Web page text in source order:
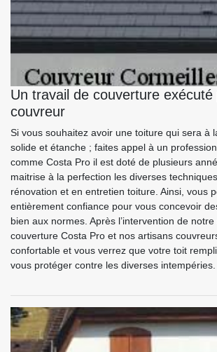
Un travail de couverture exécuté
couvreur
Si vous souhaitez avoir une toiture qui sera à
solide et étanche ; faites appel à un
comme Costa Pro il est doté de plusieurs
maitrise à la perfection les diverses
rénovation et en entretien toiture. Ainsi, vous
entièrement confiance pour vous concevoir
bien aux normes. Après l’intervention de
couverture Costa Pro et nos artisans
confortable et vous verrez que votre toit
vous protéger contre les diverses intempéries.